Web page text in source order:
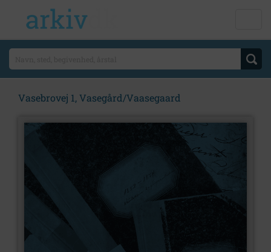
Vasebrovej 1, Vasegård/Vaasegaard